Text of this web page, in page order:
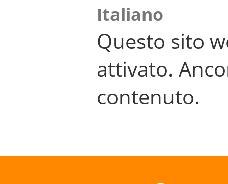
Italiano
Questo sito
attivato.
contenuto.